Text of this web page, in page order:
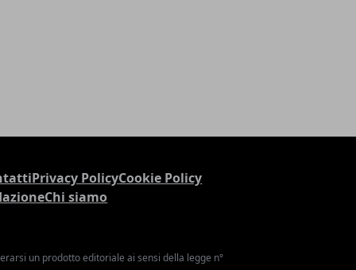
Privacy PolicyCookie Policy
Chi siamo
un prodotto editoriale ai sensi della legge n°